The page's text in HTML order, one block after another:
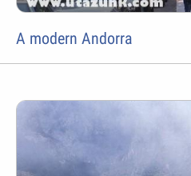
A modern Andorra